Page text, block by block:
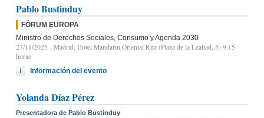
Pablo Bustinduy
FÓRUM EUROPA
Ministro de Derechos Sociales, Consumo y Agenda 2030
27/11/2025 - Madrid, Hotel Mandarin Oriental Ritz (Plaza de la Lealtad, 5) 9:15
horas
Información del evento
Yolanda Díaz Pérez
Presentadora de Pablo Bustinduy